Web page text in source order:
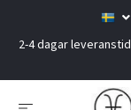
2-4 dagar